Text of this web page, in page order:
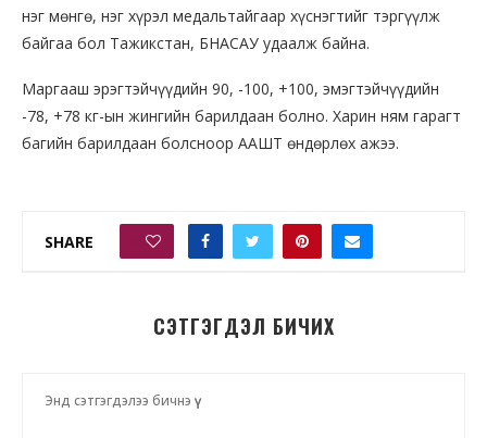
нэг мөнгө, нэг хүрэл медальтайгаар хүснэгтийг тэргүүлж
байгаа бол Тажикстан, БНАСАУ удаалж байна.
Маргааш эрэгтэйчүүдийн 90, -100, +100, эмэгтэйчүүдийн
-78, +78 кг-ын жингийн барилдаан болно. Харин ням гарагт
багийн барилдаан болсноор ААШТ өндөрлөх ажээ.
SHARE
СЭТГЭГДЭЛ БИЧИХ